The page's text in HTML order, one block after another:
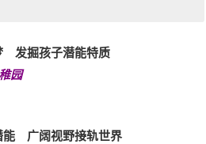
发掘孩子潜能特质
园
能 广阔视野接轨世界